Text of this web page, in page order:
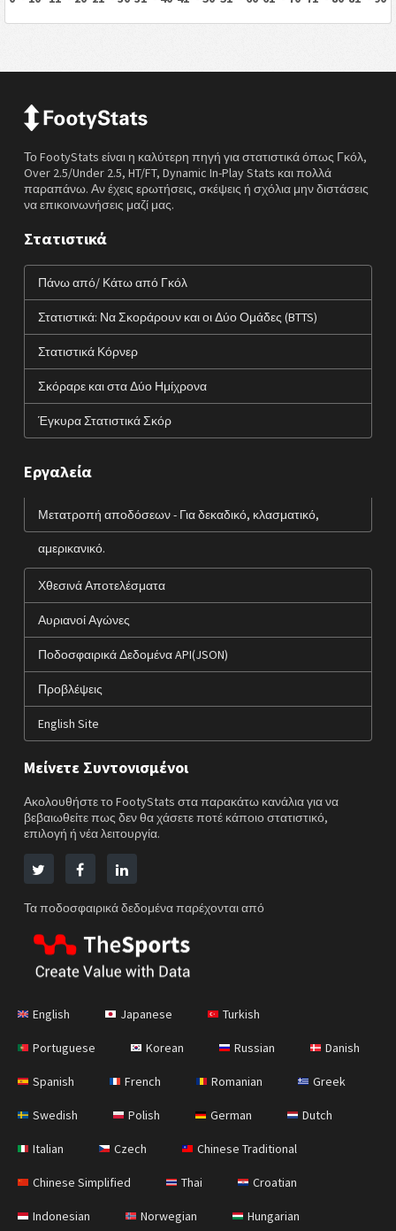
Το FootyStats είναι η καλύτερη πηγή για στατιστικά όπως Γκόλ,
Over 2.5/Under 2.5, HT/FT, Dynamic In-Play Stats και πολλά
παραπάνω. Αν έχεις ερωτήσεις, σκέψεις ή σχόλια μην διστάσεις
να επικοινωνήσεις μαζί μας.
Στατιστικά
Πάνω από/ Κάτω από Γκόλ
Στατιστικά: Να Σκοράρουν και οι Δύο Ομάδες (BTTS)
Στατιστικά Κόρνερ
Σκόραρε και στα Δύο Ημίχρονα
Έγκυρα Στατιστικά Σκόρ
Εργαλεία
Μετατροπή αποδόσεων - Για δεκαδικό, κλασματικό,
αμερικανικό.
Χθεσινά Αποτελέσματα
Αυριανοί Αγώνες
Ποδοσφαιρικά Δεδομένα API(JSON)
Προβλέψεις
English Site
Μείνετε Συντονισμένοι
Ακολουθήστε το FootyStats στα παρακάτω κανάλια για να
βεβαιωθείτε πως δεν θα χάσετε ποτέ κάποιο στατιστικό,
επιλογή ή νέα λειτουργία.
Τα ποδοσφαιρικά δεδομένα παρέχονται από
English Japanese Turkish
Portuguese Korean Russian Danish
Spanish French Romanian Greek
Swedish Polish German Dutch
Italian Czech Chinese Traditional
Chinese Simplified Thai Croatian
Indonesian Norwegian Hungarian